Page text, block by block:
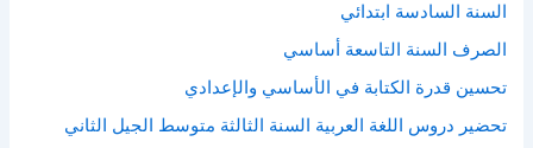
السنة السادسة ابتدائي
الصرف السنة التاسعة أساسي
تحسين قدرة الكتابة في الأساسي والإعدادي
تحضير دروس اللغة العربية السنة الثالثة متوسط الجيل الثاني